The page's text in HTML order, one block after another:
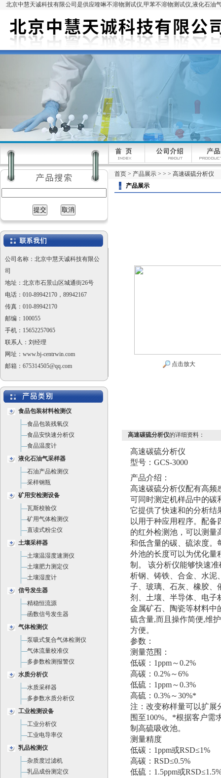
北京中慧天诚科技有限公司是供应喹啉不溶物测试仪,甲苯不溶物测试仪,液化石油
公司名称：北京中慧天诚科技有限公
司
地址：北京市石景山区城通街26号
电话：010-89942170，89942167
传真：010-89942170
邮编：100055
手机：15652257065
联系人：刘经理
网址：www.bj-centrwin.com
邮箱：675314505@qq.com
食品包装材料检测仪
食品包装残氧仪
食品安快速分析仪
食品温度计
液化石油气采样器
石油产品检测仪
采样钢瓶
矿用安检测设备
瓦斯校验仪
矿用气体检测仪
直读式粉尘仪
土壤采样器
土壤温湿度速测仪
土壤肥力测定仪
土壤湿度计
信号发生器
精稳恒流源
函数信号发生器
气体检测仪
泵吸式复合气体检测仪
气体流量校准仪
多参数检测报警仪
水质分析仪
水质采样器
多参数水质分析仪
工业检测设备
工业分析仪
工业电导率仪
乳品检测仪
杂质度过滤机
乳品成份测定仪
首页 > 产品展示 > > > 高速碳硫分析仪
产品展示
点击放大
高速碳硫分析仪的详细资料：
高速碳硫分析仪
型号：GCS-3000
产品介绍：
高速碳硫分析仪配有高频
可同时测定机样品中的碳
它提供了快速和的分析结
以用于种应用程序。配备
的红外检测池，可以测量
和低含量的碳、硫浓度。
外池的长度可以为优化量
制。 该分析仪能够快速准
析钢、铸铁、合金、水泥
子、玻璃、石灰、橡胶、
剂、土壤、半导体、电子
金属矿石、陶瓷等材料中
硫含量,而且操作简便,维
方便。
参数：
测量范围：
低碳：1ppm～0.2%
高碳：0.2%～6%
低硫：1ppm～0.3%
高硫：0.3%～30%*
注：改变称样量可以扩展
围至100%。*根据客户需
制高硫吸收池。
测量精度
低碳：1ppm或RSD≤1%
高碳：RSD≤0.5%
低硫：1.5ppm或